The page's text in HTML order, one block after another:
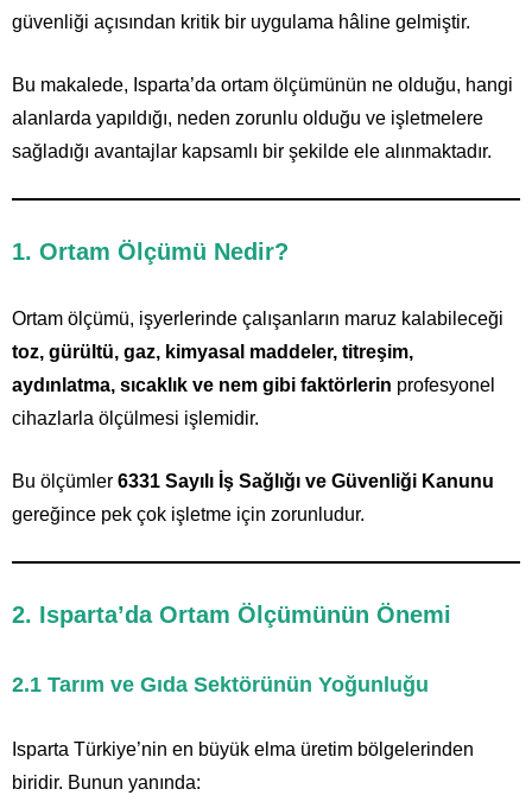
güvenliği açısından kritik bir uygulama hâline gelmiştir.
Bu makalede, Isparta’da ortam ölçümünün ne olduğu, hangi
alanlarda yapıldığı, neden zorunlu olduğu ve işletmelere
sağladığı avantajlar kapsamlı bir şekilde ele alınmaktadır.
1. Ortam Ölçümü Nedir?
Ortam ölçümü, işyerlerinde çalışanların maruz kalabileceği
toz, gürültü, gaz, kimyasal maddeler, titreşim,
aydınlatma, sıcaklık ve nem gibi faktörlerin profesyonel
cihazlarla ölçülmesi işlemidir.
Bu ölçümler 6331 Sayılı İş Sağlığı ve Güvenliği Kanunu
gereğince pek çok işletme için zorunludur.
2. Isparta’da Ortam Ölçümünün Önemi
2.1 Tarım ve Gıda Sektörünün Yoğunluğu
Isparta Türkiye’nin en büyük elma üretim bölgelerinden
biridir. Bunun yanında: